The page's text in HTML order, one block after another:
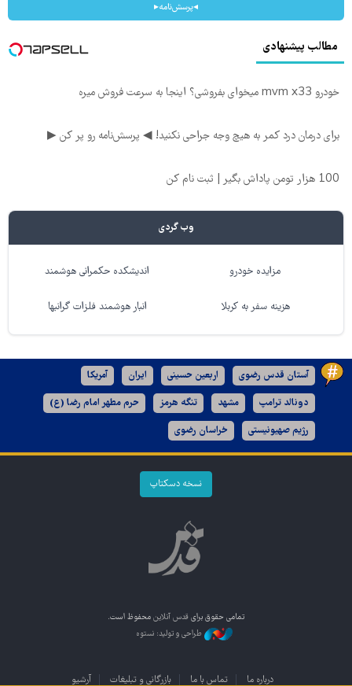
◂پرسش‌نامه▸
مطالب پیشنهادی
خودرو mvm x33 میخوای بفروشی؟ اینجا به سرعت فروش میره
برای درمان درد کمر به هیچ وجه جراحی نکنید! ◀ پرسش‌نامه رو پر کن ▶
100 هزار تومن پاداش بگیر | ثبت نام کن
وب گردی
مزایده خودرو اندیشکده حکمرانی هوشمند
هزینه سفر به کربلا انبار هوشمند فلزات گرانبها
آستان قدس رضوی اربعین حسینی ایران آمریکا
دونالد ترامپ مشهد تنگه هرمز حرم مطهر امام رضا (ع)
رژیم صهیونیستی خراسان رضوی
نسخه دسکتاپ
تمامی حقوق برای قدس آنلاین محفوظ است.
طراحی و تولید: نستوه
درباره ما تماس با ما بازرگانی و تبلیغات آرشیو